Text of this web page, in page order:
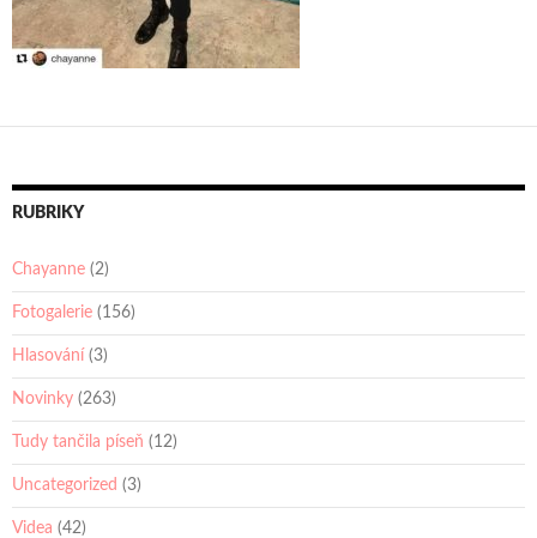
RUBRIKY
Chayanne (2)
Fotogalerie (156)
Hlasování (3)
Novinky (263)
Tudy tančila píseň (12)
Uncategorized (3)
Videa (42)